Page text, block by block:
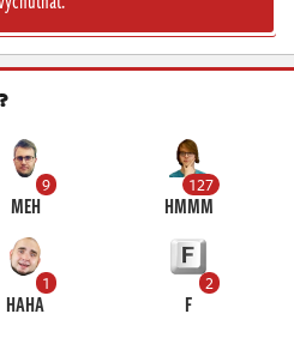
9
MEH
127
HMMM
1
HAHA
2
F